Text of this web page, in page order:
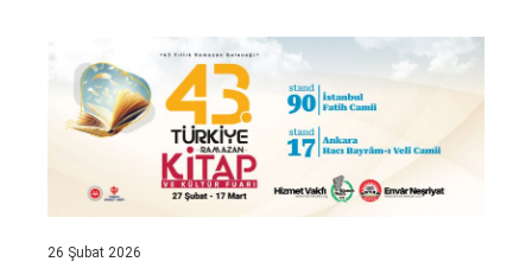
26 Şubat 2026